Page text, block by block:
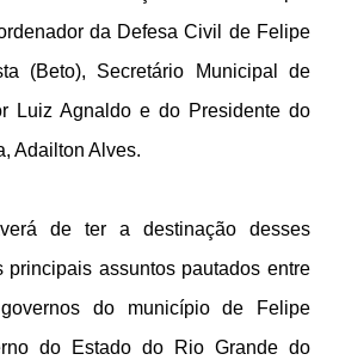
da Defesa Civil de Felipe
(Beto), Secretário Municipal de
Luiz Agnaldo e do Presidente do
Adailton Alves.
de ter a destinação desses
principais assuntos pautados entre
do município de Felipe
do Estado do Rio Grande do